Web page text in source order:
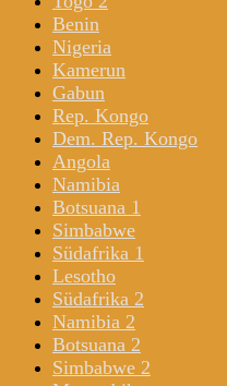
Benin
Nigeria
Kamerun
Gabun
Rep. Kongo
Dem. Rep. Kongo
Angola
Namibia
Botsuana 1
Simbabwe
Südafrika 1
Lesotho
Südafrika 2
Namibia 2
Botsuana 2
Simbabwe 2